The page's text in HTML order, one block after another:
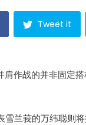
Tweet it
肩作战的并非固
兰莪的万纬聪则将